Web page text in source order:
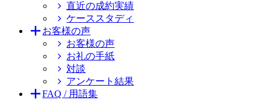
直近の成約実績
ケーススタディ
お客様の声
お客様の声
お礼の手紙
対談
アンケート結果
FAQ / 用語集